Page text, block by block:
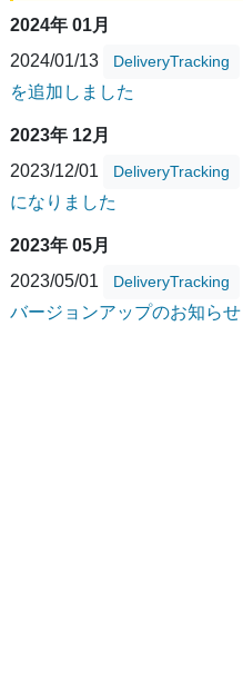
2024年 01月
2024/01/13
DeliveryTracking
を追加しました
2023年 12月
2023/12/01
DeliveryTracking
になりました
2023年 05月
2023/05/01
DeliveryTracking
バージョンアップのお知らせ